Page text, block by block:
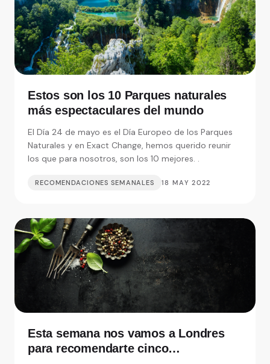
Estos son los 10 Parques naturales
más espectaculares del mundo
El Día 24 de mayo es el Día Europeo de los Parques
Naturales y en Exact Change, hemos querido reunir
los que para nosotros, son los 10 mejores. .
RECOMENDACIONES SEMANALES 18 MAY 2022
Esta semana nos vamos a Londres
para recomendarte cinco